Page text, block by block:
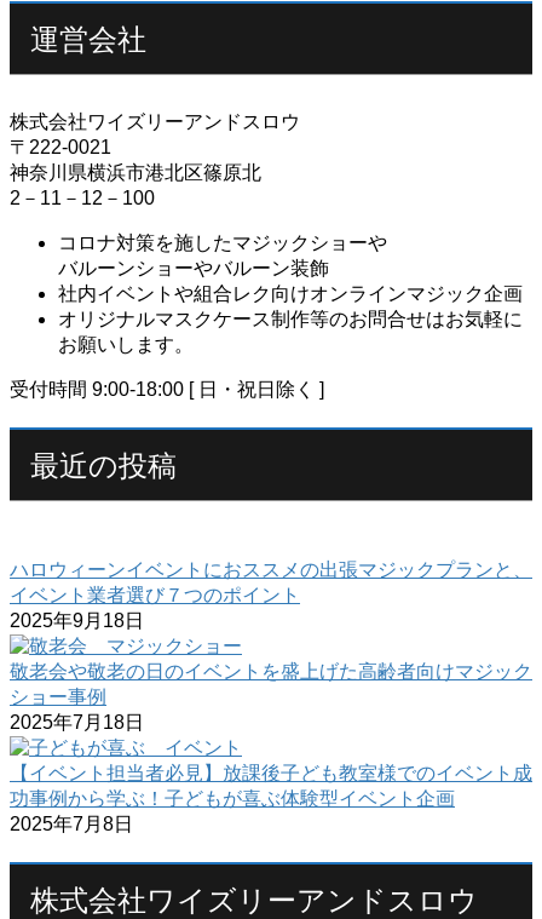
運営会社
株式会社ワイズリーアンドスロウ
〒222-0021
神奈川県横浜市港北区篠原北
2－11－12－100
コロナ対策を施したマジックショーや
バルーンショーやバルーン装飾
社内イベントや組合レク向けオンラインマジック企画
オリジナルマスクケース制作等のお問合せはお気軽に
お願いします。
受付時間 9:00-18:00 [ 日・祝日除く ]
最近の投稿
ハロウィーンイベントにおススメの出張マジックプランと、
イベント業者選び７つのポイント
2025年9月18日
敬老会や敬老の日のイベントを盛上げた高齢者向けマジック
ショー事例
2025年7月18日
【イベント担当者必見】放課後子ども教室様でのイベント成
功事例から学ぶ！子どもが喜ぶ体験型イベント企画
2025年7月8日
株式会社ワイズリーアンドスロウ